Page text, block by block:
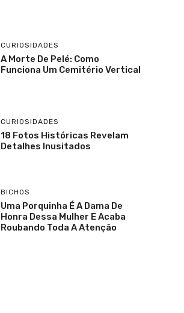
CURIOSIDADES
A Morte De Pelé: Como
Funciona Um Cemitério Vertical
CURIOSIDADES
18 Fotos Históricas Revelam
Detalhes Inusitados
BICHOS
Uma Porquinha É A Dama De
Honra Dessa Mulher E Acaba
Roubando Toda A Atenção